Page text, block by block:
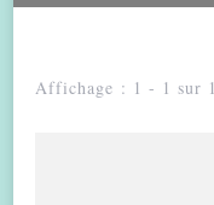
Affichage : 1 - 1 sur